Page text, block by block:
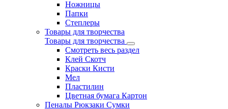
Ножницы
Папки
Степлеры
Товары для творчества
Товары для творчества
Смотреть весь раздел
Клей Скотч
Краски Кисти
Мел
Пластилин
Цветная бумага Картон
Пеналы Рюкзаки Сумки